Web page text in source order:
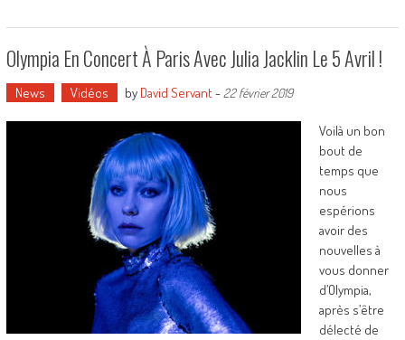
Olympia En Concert À Paris Avec Julia Jacklin Le 5 Avril !
News Vidéos by David Servant- 22 février 2019
Voilà un bon
bout de
temps que
nous
espérions
avoir des
nouvelles à
vous donner
d’Olympia,
après s’être
délecté de